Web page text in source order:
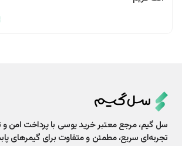
سل گیم، مرجع معتبر خرید یوسی با پرداخت امن و
تجربه‌ای سریع، مطمئن و متفاوت برای گیمرهای